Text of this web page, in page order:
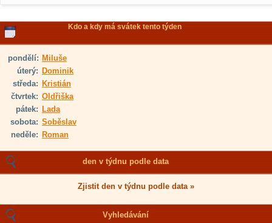
Kdo a kdy má svátek tento týden
pondělí: Miluše
úterý: Dominik
středa: Kristián
čtvrtek: Oldřiška
pátek: Lada
sobota: Soběslav
neděle: Roman
den v týdnu podle data
Zjistit den v týdnu podle data »
Vyhledávání